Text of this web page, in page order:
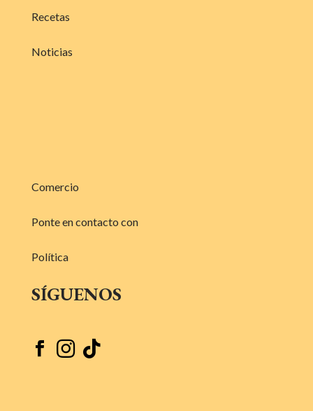
Recetas
Noticias
Comercio
Ponte en contacto con
Política
SÍGUENOS
  